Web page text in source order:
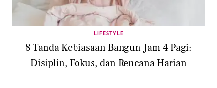
LIFESTYLE
8 Tanda Kebiasaan Bangun Jam 4 Pagi:
Disiplin, Fokus, dan Rencana Harian